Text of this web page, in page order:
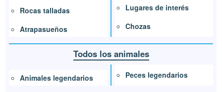
Rocas talladas
Atrapasueños
Lugares de interés
Chozas
Todos los animales
Animales legendarios Peces legendarios